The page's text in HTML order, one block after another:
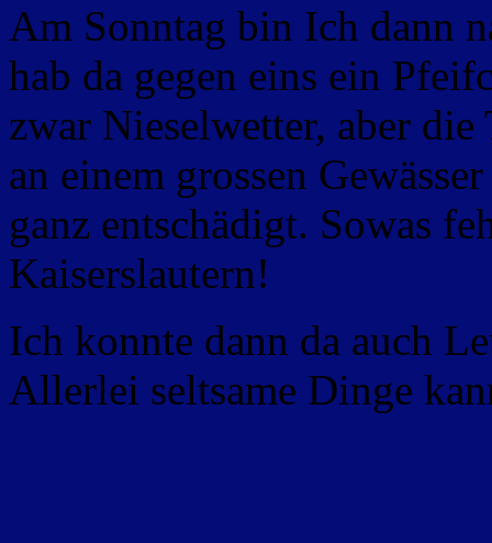
Am Sonntag bin Ich dann
hab da gegen eins ein
zwar Nieselwetter, aber die
an einem grossen
ganz entschädigt. Sowas
Kaiserslautern!
Ich konnte dann da auch
Allerlei seltsame Dinge